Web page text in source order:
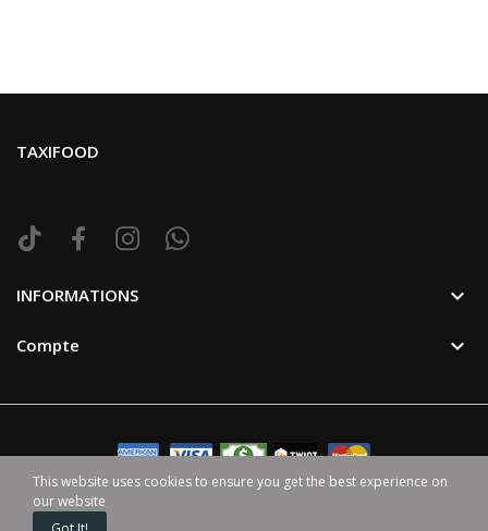
TAXIFOOD
INFORMATIONS 
Compte 
©2024 TaxiFood. Tous Droit Reservé. | Avec ♥ par
This website uses cookies to ensure you get the best experience on
our website